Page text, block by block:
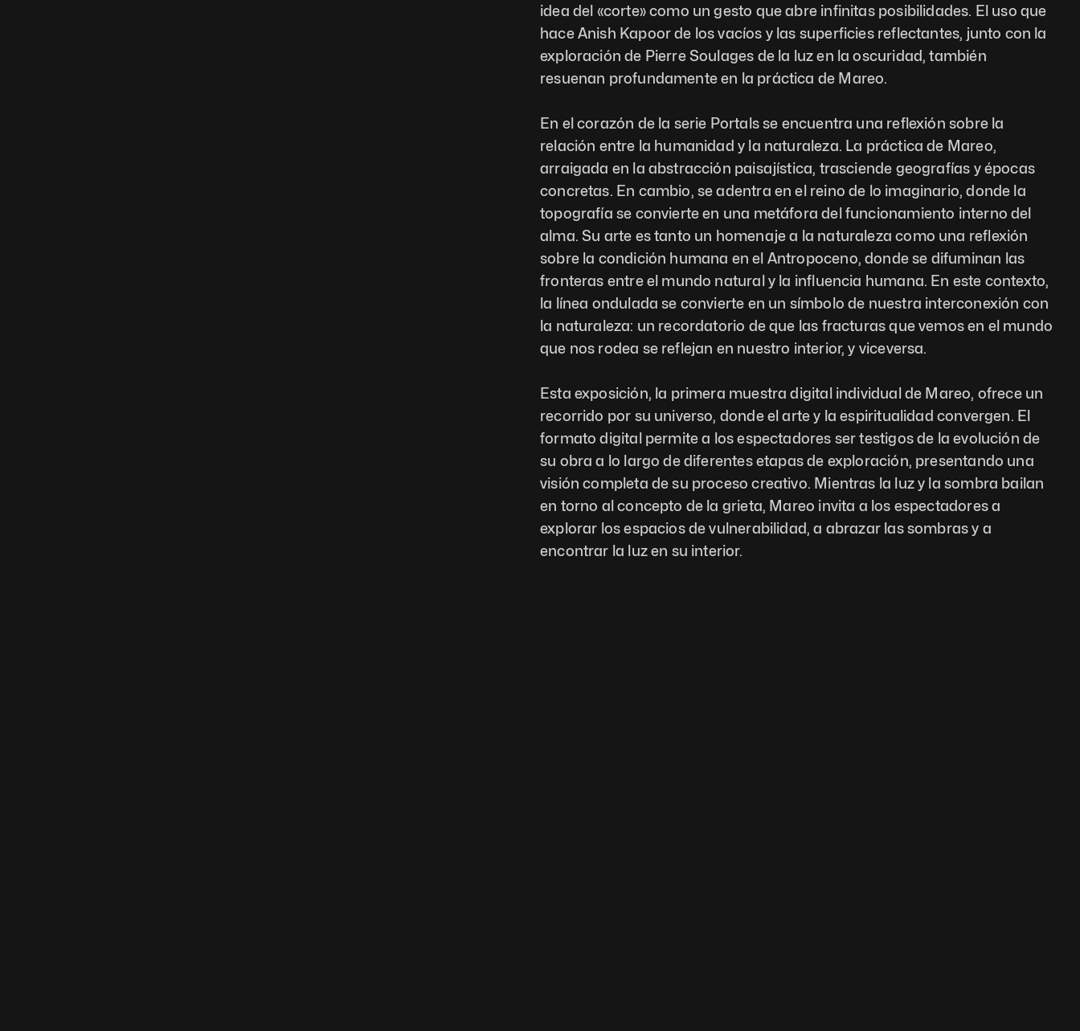
idea del «corte» como un gesto que abre infinitas posibilidades. El uso que
hace Anish Kapoor de los vacíos y las superficies reflectantes, junto con la
exploración de Pierre Soulages de la luz en la oscuridad, también
resuenan profundamente en la práctica de Mareo.
En el corazón de la serie Portals se encuentra una reflexión sobre la
relación entre la humanidad y la naturaleza. La práctica de Mareo,
arraigada en la abstracción paisajística, trasciende geografías y épocas
concretas. En cambio, se adentra en el reino de lo imaginario, donde la
topografía se convierte en una metáfora del funcionamiento interno del
alma. Su arte es tanto un homenaje a la naturaleza como una reflexión
sobre la condición humana en el Antropoceno, donde se difuminan las
fronteras entre el mundo natural y la influencia humana. En este contexto,
la línea ondulada se convierte en un símbolo de nuestra interconexión con
la naturaleza: un recordatorio de que las fracturas que vemos en el mundo
que nos rodea se reflejan en nuestro interior, y viceversa.
Esta exposición, la primera muestra digital individual de Mareo, ofrece un
recorrido por su universo, donde el arte y la espiritualidad convergen. El
formato digital permite a los espectadores ser testigos de la evolución de
su obra a lo largo de diferentes etapas de exploración, presentando una
visión completa de su proceso creativo. Mientras la luz y la sombra bailan
en torno al concepto de la grieta, Mareo invita a los espectadores a
explorar los espacios de vulnerabilidad, a abrazar las sombras y a
encontrar la luz en su interior.